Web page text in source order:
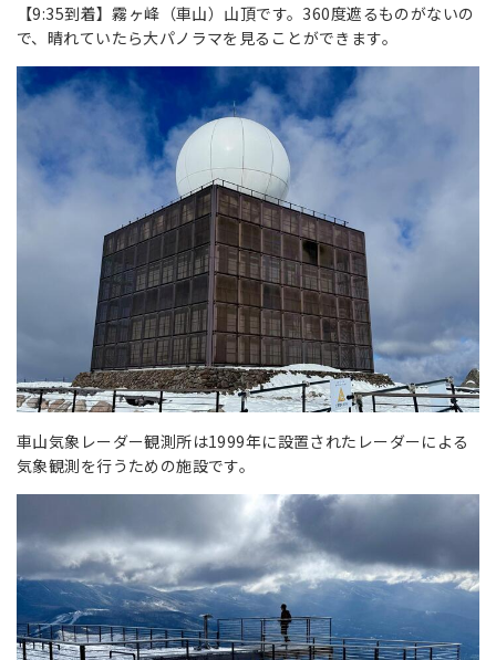
【9:35到着】霧ヶ峰（車山）山頂です。360度遮るものがないの
で、晴れていたら大パノラマを見ることができます。
車山気象レーダー観測所は1999年に設置されたレーダーによる
気象観測を行うための施設です。